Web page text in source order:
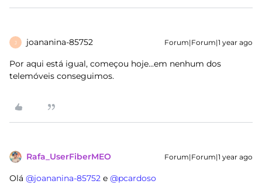
J joananina-85752 Forum|Forum|1 year ago
Por aqui está igual, começou hoje...em nenhum dos
telemóveis conseguimos.
Rafa_UserFiberMEO Forum|Forum|1 year ago
Olá ​ @joananina-85752 e ​ @pcardoso